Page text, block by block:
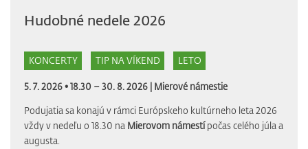
Hudobné nedele 2026
KONCERTY TIP NA VÍKEND LETO
5. 7. 2026 • 18.30 – 30. 8. 2026 | Mierové námestie
Podujatia sa konajú v rámci Európskeho kultúrneho leta 2026
vždy v nedeľu o 18.30 na Mierovom námestípočas celého júla a
augusta.